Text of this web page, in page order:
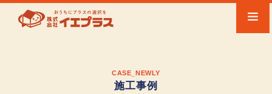
CASE_NEWLY
施工事例